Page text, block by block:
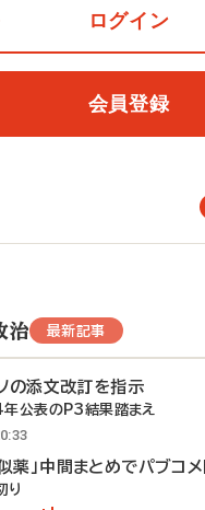
ログイン
会員登録
治 最新記事
の添文改訂を指示
公表のP3結果踏まえ
薬」中間まとめでパブコ
り